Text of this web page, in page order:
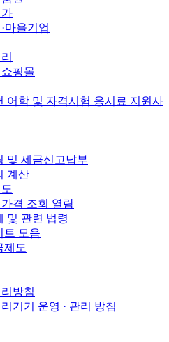
마을기업
핑몰
어학 및 자격시험 응시료 지원사
및 세금신고납부
계산
격 조회 열람
및 관련 법령
트 모음
제도
방침
기기 운영 · 관리 방침